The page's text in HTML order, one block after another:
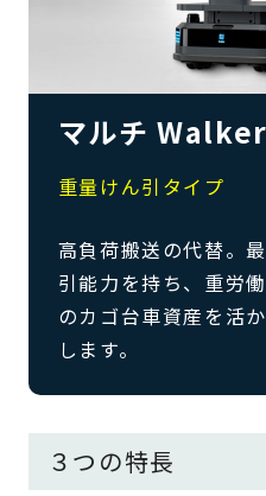
マルチ
重量けん引タイプ
高負荷搬送の代替。
引能力を持ち、重労
のカゴ台車資産を活
します。
３つの特長